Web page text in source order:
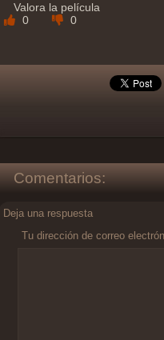
Valora la película
0
0
Comentarios:
Deja una respuesta
Tu dirección de correo